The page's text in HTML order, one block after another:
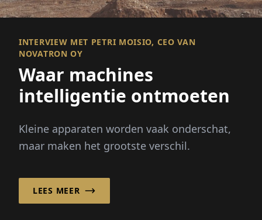
INTERVIEW MET PETRI MOISIO, CEO VAN
NOVATRON OY
Waar machines
intelligentie ontmoeten
Kleine apparaten worden vaak onderschat,
maar maken het grootste verschil.
LEES MEER